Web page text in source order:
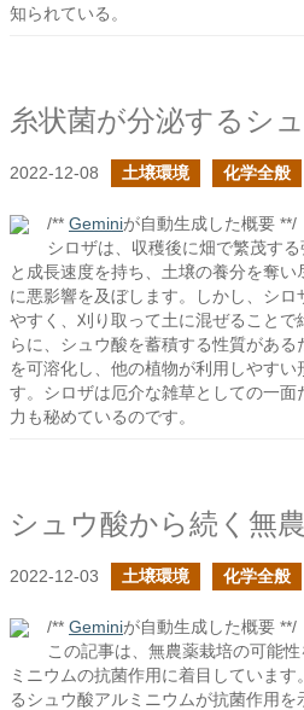
知られている。
糸状菌が分泌するシ
2022-12-08 土壌環境 化学全般
/** Geminiが自動生成した概要 **/
シロザは、収穫後に畑で繁茂す
と成長速度を持ち、土壌の養分を奪
に悪影響を及ぼします。しかし、シ
やすく、刈り取って土に混ぜることで
らに、シュウ酸を蓄積する性質があ
を可溶化し、他の植物が利用しやすい
す。シロザは厄介な雑草としての一
力も秘めているのです。
シュウ酸から続く無
2022-12-03 土壌環境 化学全般
/** Geminiが自動生成した概要 **/
この記事は、無農薬栽培の可能
ミニウムの抗菌作用に着目していま
るシュウ酸アルミニウムが抗菌作用